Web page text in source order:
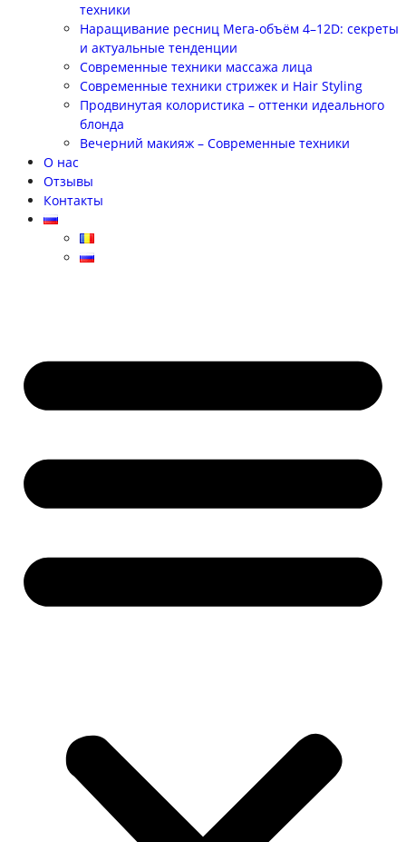
техники
Наращивание ресниц Мега-объём 4–12D: секреты
и актуальные тенденции
Современные техники массажа лица
Современные техники стрижек и Hair Styling
Продвинутая колористика – оттенки идеального
блонда
Вечерний макияж – Современные техники
О нас
Отзывы
Контакты